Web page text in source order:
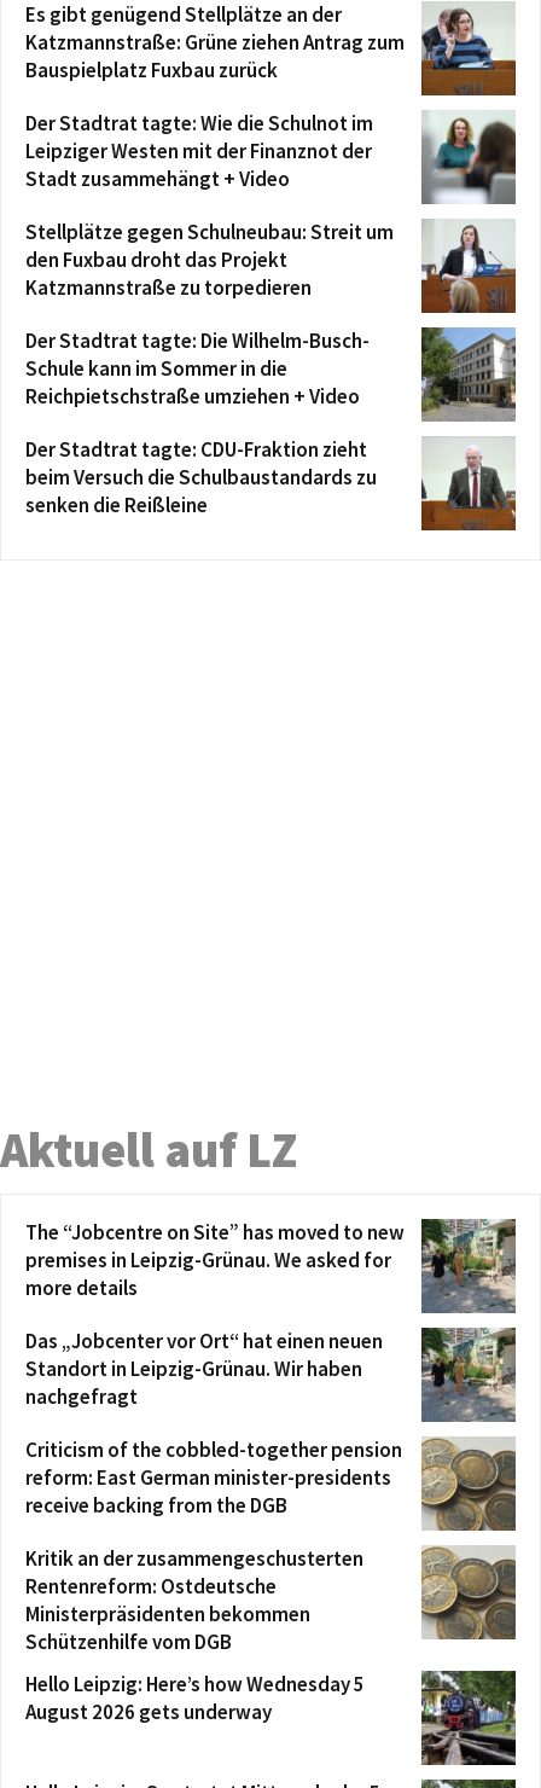
Es gibt genügend Stellplätze an der
Katzmannstraße: Grüne ziehen Antrag zum
Bauspielplatz Fuxbau zurück
Der Stadtrat tagte: Wie die Schulnot im
Leipziger Westen mit der Finanznot der
Stadt zusammehängt + Video
Stellplätze gegen Schulneubau: Streit um
den Fuxbau droht das Projekt
Katzmannstraße zu torpedieren
Der Stadtrat tagte: Die Wilhelm-Busch-
Schule kann im Sommer in die
Reichpietschstraße umziehen + Video
Der Stadtrat tagte: CDU-Fraktion zieht
beim Versuch die Schulbaustandards zu
senken die Reißleine
Aktuell auf LZ
The “Jobcentre on Site” has moved to new
premises in Leipzig-Grünau. We asked for
more details
Das „Jobcenter vor Ort“ hat einen neuen
Standort in Leipzig-Grünau. Wir haben
nachgefragt
Criticism of the cobbled-together pension
reform: East German minister-presidents
receive backing from the DGB
Kritik an der zusammengeschusterten
Rentenreform: Ostdeutsche
Ministerpräsidenten bekommen
Schützenhilfe vom DGB
Hello Leipzig: Here’s how Wednesday 5
August 2026 gets underway